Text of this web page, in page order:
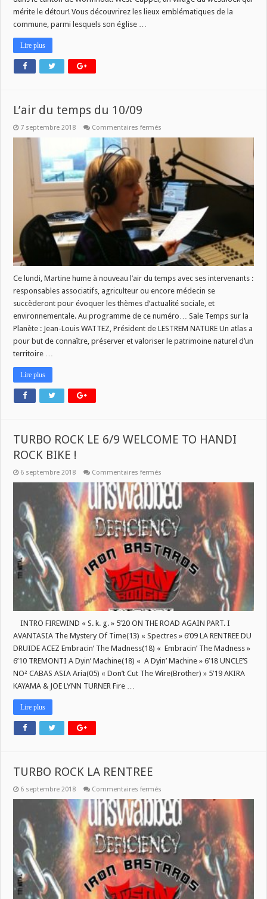
mérite le détour! Vous découvrirez les lieux emblématiques de la
commune, parmi lesquels son église …
Lire plus
L’air du temps du 10/09
7 septembre 2018 Commentaires fermés
temps
du
10/09
Ce lundi, Martine hume à nouveau l’air du temps avec ses intervenants :
responsables associatifs, agriculteur ou encore médecin se
succèderont pour évoquer les thèmes d’actualité sociale, et
environnementale. Au programme de ce numéro… Sale Temps sur la
Planète : Jean-Louis WATTEZ, Président de LESTREM NATURE Un atlas a
pour but de connaître, préserver et valoriser le patrimoine naturel d’un
territoire …
Lire plus
TURBO ROCK LE 6/9 WELCOME TO HANDI
ROCK BIKE !
6 septembre 2018 Commentaires fermés
ROCK
LE
6/9
WELCOME
TO
HANDI
ROCK
!
INTRO FIREWIND « S. k. g. » 5’20 ON THE ROAD AGAIN PART. I
AVANTASIA The Mystery Of Time(13) « Spectres » 6’09 LA RENTREE DU
DRUIDE ACEZ Embracin’ The Madness(18) « Embracin’ The Madness »
6’10 TREMONTI A Dyin’ Machine(18) « A Dyin’ Machine » 6’18 UNCLE’S
NO² CABAS ASIA Aria(05) « Don’t Cut The Wire(Brother) » 5’19 AKIRA
KAYAMA & JOE LYNN TURNER Fire …
Lire plus
TURBO ROCK LA RENTREE
6 septembre 2018 Commentaires fermés
ROCK
LA
RENTREE